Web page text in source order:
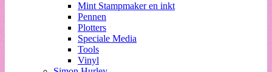
Mint Stampmaker en inkt
Pennen
Plotters
Speciale Media
Tools
Vinyl